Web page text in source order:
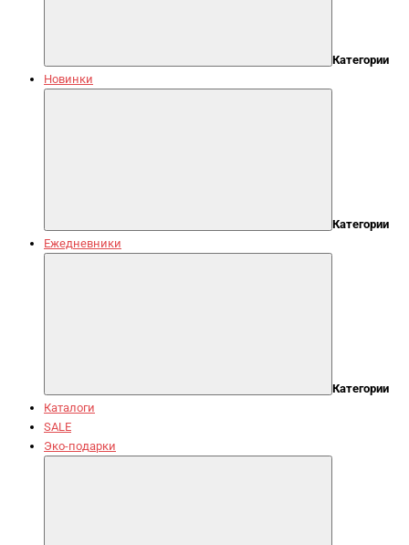
Категории
Новинки
Категории
Ежедневники
Категории
Каталоги
SALE
Эко-подарки